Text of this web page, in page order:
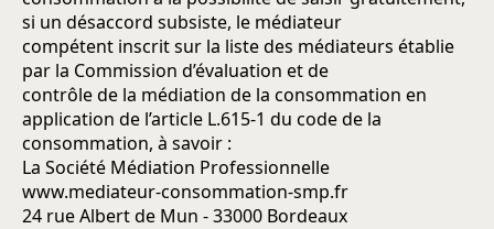
si un désaccord subsiste, le médiateur
compétent inscrit sur la liste des médiateurs établie
par la Commission d’évaluation et de
contrôle de la médiation de la consommation en
application de l’article L.615-1 du code de la
consommation, à savoir :
La Société Médiation Professionnelle
www.mediateur-consommation-smp.fr
24 rue Albert de Mun - 33000 Bordeaux